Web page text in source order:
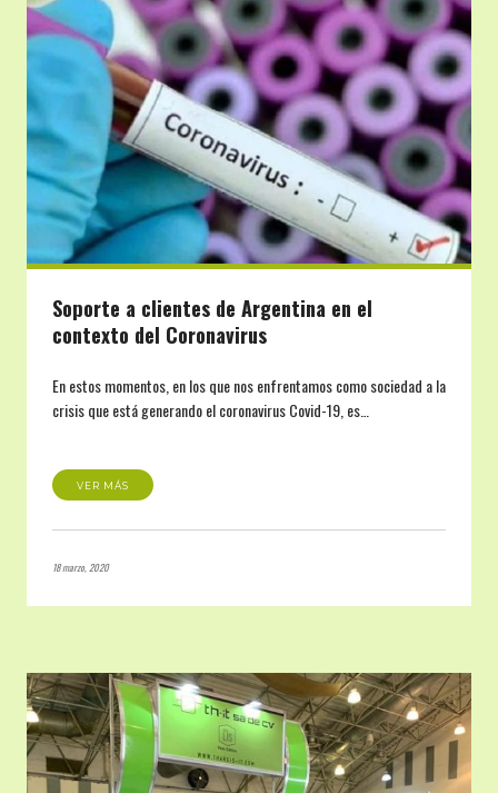
Soporte a clientes de Argentina en el
contexto del Coronavirus
En estos momentos, en los que nos enfrentamos como sociedad a la
crisis que está generando el coronavirus Covid-19, es…
VER MÁS
18 marzo, 2020